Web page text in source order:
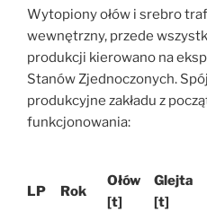
Wytopiony ołów i srebro
wewnętrzny, przede
produkcji kierowano na
Stanów Zjednoczonych.
produkcyjne zakładu z
funkcjonowania:
LP Rok
Ołów
[t]
Glejta
[t]